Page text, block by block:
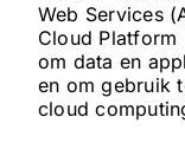
Web Services
Cloud Platform
om data en
en om gebruik
cloud